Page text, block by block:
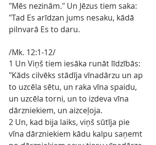
"Mēs nezinām." Un Jēzus tiem saka:
"Tad Es arīdzan jums nesaku, kādā
pilnvarā Es to daru.
/Mk. 12:1-12/
1 Un Viņš tiem iesāka runāt līdzībās:
"Kāds cilvēks stādīja vīnadārzu un ap
to uzcēla sētu, un raka vīna spaidu,
un uzcēla torni, un to izdeva vīna
dārzniekiem, un aizceļoja.
2 Un, kad bija laiks, viņš sūtīja pie
vīna dārzniekiem kādu kalpu saņemt